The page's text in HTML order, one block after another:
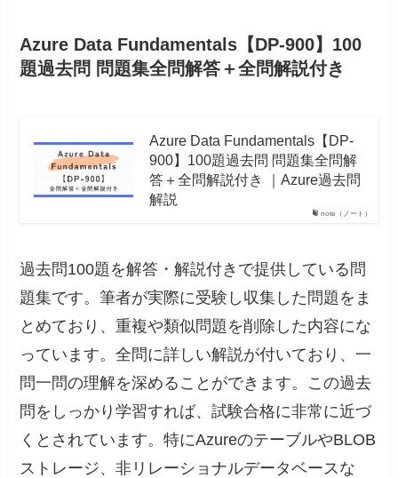
Azure Data Fundamentals【DP-900】100
題過去問 問題集全問解答＋全問解説付き
note（ノート）
Azure Data Fundamentals【DP-
900】100題過去問 問題集全問解
答＋全問解説付き ｜Azure過去問
解説
過去問100題を解答・解説付きで提供している問
題集です。筆者が実際に受験し収集した問題をま
とめており、重複や類似問題を削除した内容にな
っています。全問に詳しい解説が付いており、一
問一問の理解を深めることができます。この過去
問をしっかり学習すれば、試験合格に非常に近づ
くとされています。特にAzureのテーブルやBLOB
ストレージ、非リレーショナルデータベースな